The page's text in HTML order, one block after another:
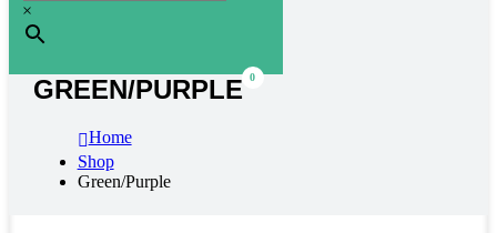
×
0
GREEN/PURPLE
Home
Shop
Green/Purple